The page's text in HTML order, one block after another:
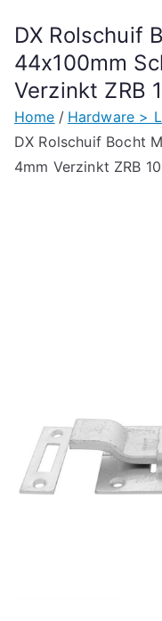
DX Rolschuif
44x100mm
Verzinkt ZRB
Home
Hardware >
DX Rolschuif Bocht
4mm Verzinkt ZRB